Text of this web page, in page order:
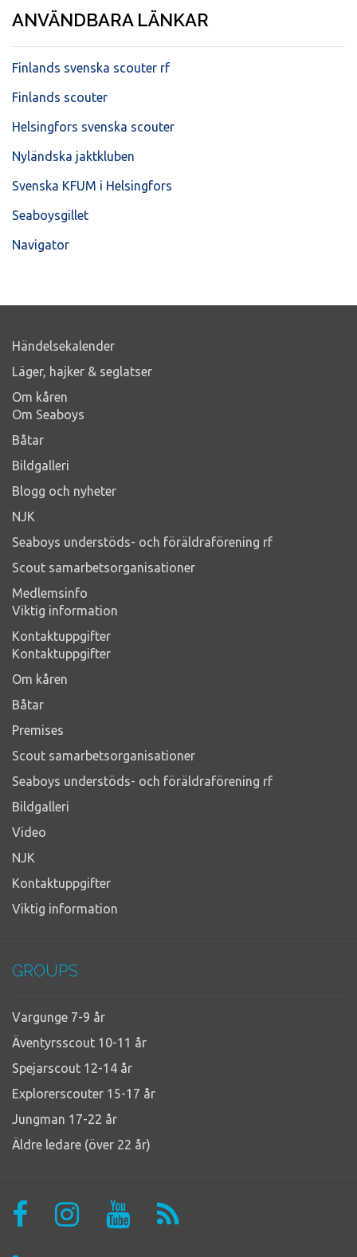
ANVÄNDBARA LÄNKAR
Finlands svenska scouter rf
Finlands scouter
Helsingfors svenska scouter
Nyländska jaktkluben
Svenska KFUM i Helsingfors
Seaboysgillet
Navigator
Händelsekalender
Läger, hajker & seglatser
Om kåren
Om Seaboys
Båtar
Bildgalleri
Blogg och nyheter
NJK
Seaboys understöds- och föräldraförening rf
Scout samarbetsorganisationer
Medlemsinfo
Viktig information
Kontaktuppgifter
Kontaktuppgifter
Om kåren
Båtar
Premises
Scout samarbetsorganisationer
Seaboys understöds- och föräldraförening rf
Bildgalleri
Video
NJK
Kontaktuppgifter
Viktig information
GROUPS
Vargunge 7-9 år
Äventyrsscout 10-11 år
Spejarscout 12-14 år
Explorerscouter 15-17 år
Jungman 17-22 år
Äldre ledare (över 22 år)